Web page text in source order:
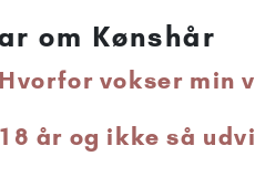
om Kønshår
Hvorfor vokser min
18 år og ikke så